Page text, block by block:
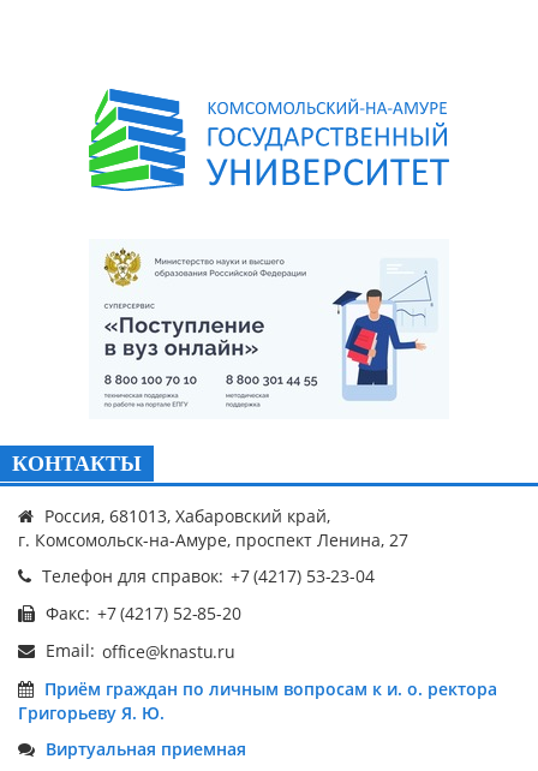
КОНТАКТЫ
Россия, 681013, Хабаровский край,
г. Комсомольск-на-Амуре, проспект Ленина, 27
Телефон для справок:
Факс:
Email:
Приём граждан по личным вопросам к и. о. ректора
Григорьеву Я. Ю.
Виртуальная приемная